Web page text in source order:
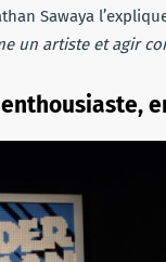
Sawaya
un artiste et agir